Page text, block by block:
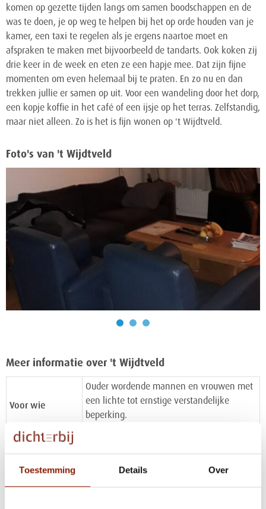
Toestemming Details Over
komen op gezette tijden langs om samen boodschappen en de
was te doen, je op weg te helpen bij het op orde houden van je
kamer, een taxi te regelen als je ergens naartoe moet en
afspraken te maken met bijvoorbeeld de tandarts. Ook koken zij
drie keer in de week en eten ze een hapje mee. Dat zijn fijne
momenten om even helemaal bij te praten. En zo nu en dan
trekken jullie er samen op uit. Voor een wandeling door het dorp,
een kopje koffie in het café of een ijsje op het terras. Zelfstandig,
maar niet alleen. Zo is het is fijn wonen op 't Wijdtveld.
Foto's van 't Wijdtveld
Meer informatie over 't Wijdtveld
Voor wie
Ouder wordende mannen en vrouwen met
een lichte tot ernstige verstandelijke
beperking.
De woningen van Dichterbij in Arcen
liggen in een rustige straat op loopafstand